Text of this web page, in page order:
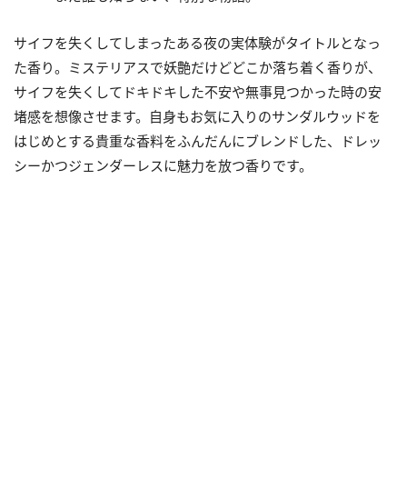
サイフを失くしてしまったある夜の実体験がタイトルとなっ
た香り。ミステリアスで妖艶だけどどこか落ち着く香りが、
サイフを失くしてドキドキした不安や無事見つかった時の安
堵感を想像させます。自身もお気に入りのサンダルウッドを
はじめとする貴重な香料をふんだんにブレンドした、ドレッ
シーかつジェンダーレスに魅力を放つ香りです。